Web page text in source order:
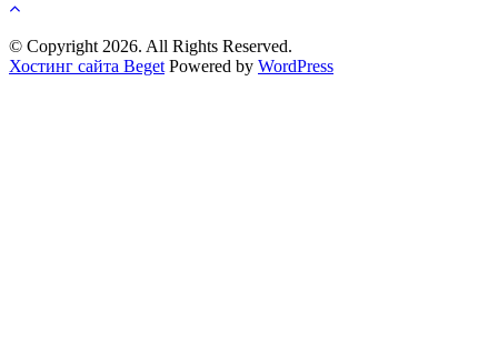
© Copyright 2026. All Rights Reserved.
Хостинг сайта Beget Powered by WordPress